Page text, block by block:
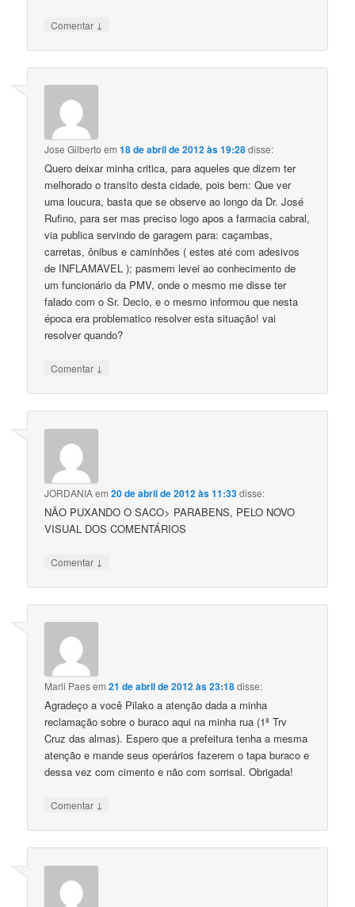
Comentar ↓
Jose Gilberto em18 de abril de 2012 às 19:28disse:
Quero deixar minha critica, para aqueles que dizem ter
melhorado o transito desta cidade, pois bem: Que ver
uma loucura, basta que se observe ao longo da Dr. José
Rufino, para ser mas preciso logo apos a farmacia cabral,
via publica servindo de garagem para: caçambas,
carretas, ônibus e caminhões ( estes até com adesivos
de INFLAMAVEL ); pasmem levei ao conhecimento de
um funcionário da PMV, onde o mesmo me disse ter
falado com o Sr. Decio, e o mesmo informou que nesta
época era problematico resolver esta situação! vai
resolver quando?
Comentar ↓
JORDANIAem20 de abril de 2012 às 11:33disse:
NÃO PUXANDO O SACO> PARABENS, PELO NOVO
VISUAL DOS COMENTÁRIOS
Comentar ↓
Marli Paesem21 de abril de 2012 às 23:18disse:
Agradeço a você Pilako a atenção dada a minha
reclamação sobre o buraco aqui na minha rua (1ª Trv
Cruz das almas). Espero que a prefeitura tenha a mesma
atenção e mande seus operários fazerem o tapa buraco e
dessa vez com cimento e não com sorrisal. Obrigada!
Comentar ↓